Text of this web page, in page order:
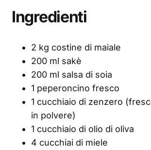
Ingredienti
2 kg costine di maiale
200 ml sakè
200 ml salsa di soia
1 peperoncino fresco
1 cucchiaio di zenzero
in polvere)
1 cucchiaio di olio di oliva
4 cucchiai di miele